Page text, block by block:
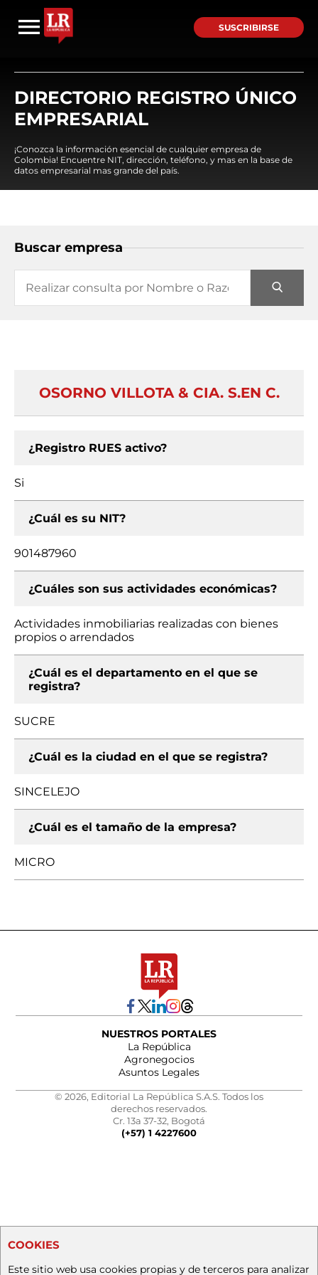
SUSCRIBIRSE
DIRECTORIO REGISTRO ÚNICO
EMPRESARIAL
¡Conozca la información esencial de cualquier empresa de
Colombia! Encuentre NIT, dirección, teléfono, y mas en la base de
datos empresarial mas grande del país.
Buscar empresa
OSORNO VILLOTA & CIA. S.EN C.
¿Registro RUES activo?
Si
¿Cuál es su NIT?
901487960
¿Cuáles son sus actividades económicas?
Actividades inmobiliarias realizadas con bienes
propios o arrendados
¿Cuál es el departamento en el que se
registra?
SUCRE
¿Cuál es la ciudad en el que se registra?
SINCELEJO
¿Cuál es el tamaño de la empresa?
MICRO
NUESTROS PORTALES
La República
Agronegocios
Asuntos Legales
© 2026, Editorial La República S.A.S. Todos los
derechos reservados.
Cr. 13a 37-32, Bogotá
(+57) 1 4227600
COOKIES
Este sitio web usa cookies propias y de terceros para analizar